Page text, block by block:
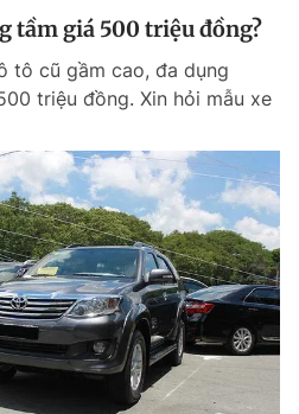
tầm giá 500 triệu đồng?
tô cũ gầm cao, đa dụng
triệu đồng. Xin hỏi mẫu xe